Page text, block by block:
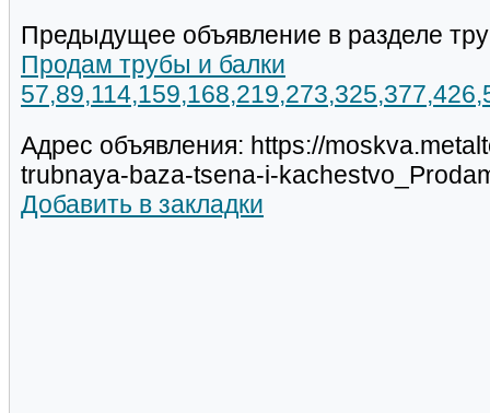
Предыдущее объявление в разделе
Продам трубы и балки
Адрес объявления: https://
trubnaya-baza-tsena-i-
Добавить в закладки